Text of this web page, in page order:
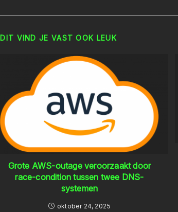
DIT VIND JE VAST OOK LEUK
Grote AWS-outage veroorzaakt door
race-condition tussen twee DNS-
systemen
oktober 24, 2025